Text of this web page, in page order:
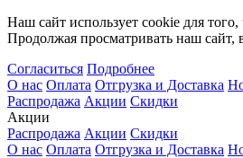
Наш сайт использует cookie для
Продолжая просматривать наш сайт,
Согласиться Подробнее
О нас Оплата Отгрузка и Доставка
Распродажа Акции Скидки
Акции
Распродажа Акции Скидки
О нас Оплата Отгрузка и Доставка